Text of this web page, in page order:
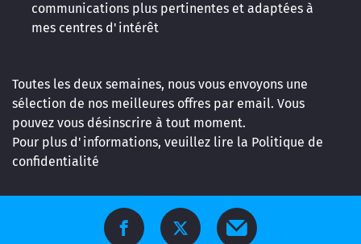
communications plus pertinentes et adaptées à
mes centres d'intérêt
Toutes les deux semaines, nous vous envoyons une
sélection de nos meilleures offres par email. Vous
pouvez vous désinscrire à tout moment.
Pour plus d'informations, veuillez lire la Politique de
confidentialité